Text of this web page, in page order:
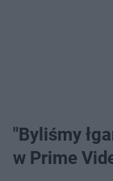
"Byliśmy
w Prime